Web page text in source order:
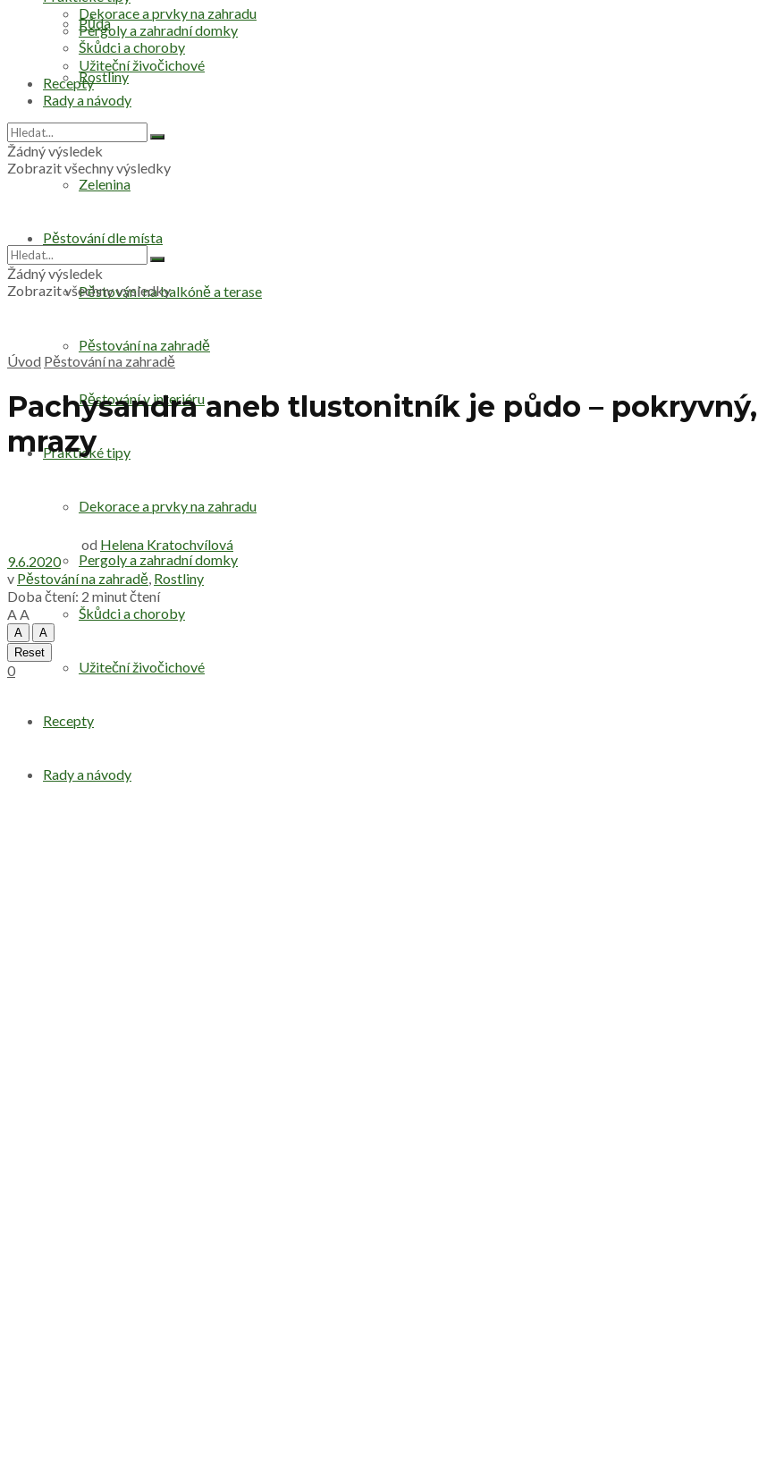
Půda
Rostliny
Zelenina
Pěstování dle místa
Pěstování na balkóně a terase
Pěstování na zahradě
Pěstování v interiéru
Praktické tipy
Dekorace a prvky na zahradu
Pergoly a zahradní domky
Škůdci a choroby
Užiteční živočichové
Recepty
Rady a návody
Dekorace a prvky na zahradu
Pergoly a zahradní domky
Škůdci a choroby
Užiteční živočichové
Recepty
Rady a návody
Žádný výsledek
Zobrazit všechny výsledky
Žádný výsledek
Zobrazit všechny výsledky
Úvod Pěstování na zahradě
Pachysandra aneb tlustonitník je půdo –
mrazy
od Helena Kratochvílová
9.6.2020
v Pěstování na zahradě, Rostliny
Doba čtení: 2 minut čtení
AA
A
A
Reset
0